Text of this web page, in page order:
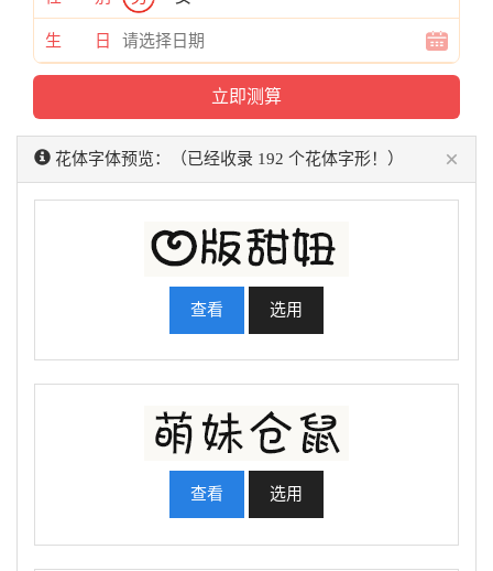
生 日
花体字体预览：（已经收录 192 个花体字形！） ×
查看 选用
查看 选用